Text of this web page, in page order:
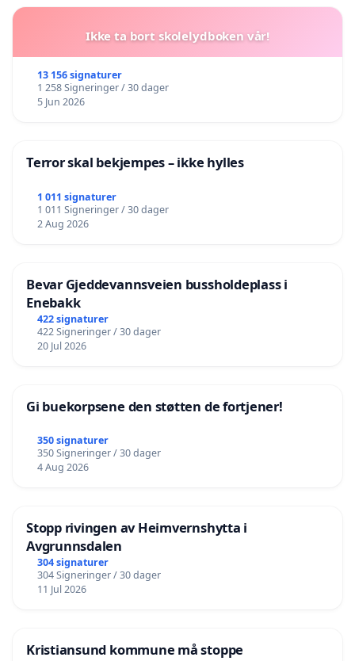
Ikke ta bort skolelydboken vår!
13 156 signaturer
1 258 Signeringer / 30 dager
5 Jun 2026
Terror skal bekjempes – ikke hylles
1 011 signaturer
1 011 Signeringer / 30 dager
2 Aug 2026
Bevar Gjeddevannsveien bussholdeplass i
Enebakk
422 signaturer
422 Signeringer / 30 dager
20 Jul 2026
Gi buekorpsene den støtten de fortjener!
350 signaturer
350 Signeringer / 30 dager
4 Aug 2026
Stopp rivingen av Heimvernshytta i
Avgrunnsdalen
304 signaturer
304 Signeringer / 30 dager
11 Jul 2026
Kristiansund kommune må stoppe